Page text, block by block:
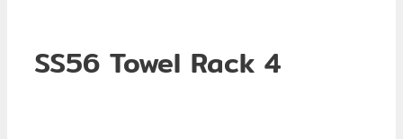
SS56 Towel Rack 4